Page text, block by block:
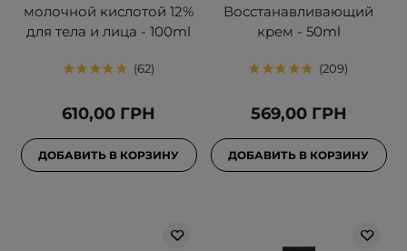
молочной кислотой 12%
для тела и лица - 100ml
62
610,00 ГРН
ДОБАВИТЬ В КОРЗИНУ
Восстанавливающий
крем - 50ml
209
569,00 ГРН
ДОБАВИТЬ В КОРЗИНУ